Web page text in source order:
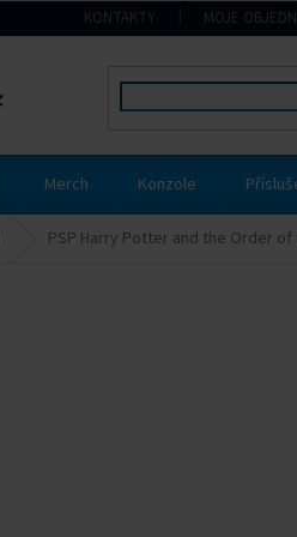
KONTAKTY MOJE
Merch Konzole
PSP Harry Potter and the Order